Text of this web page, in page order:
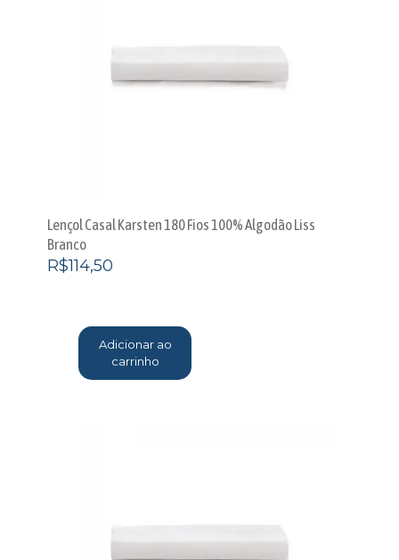
Lençol Casal Karsten 180 Fios 100% Algodão Liss
Branco
R$114,50
Adicionar ao
carrinho